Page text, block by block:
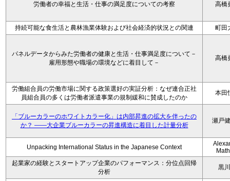
労働者の幸福と生活・仕事の満足度についての考察 高橋
持続可能な食生活と農林漁業体験および社会経済的状況との関連 町田
パネルデータからみた労働者の健康と生活・仕事満足度について－
雇用形態や職場の環境などに着目して－
高橋
労働組合員の労働市場に関する政策選好の実証分析：なぜ連合正社
員組合員の多くは労働者派遣事業の規制緩和に賛成したのか
本田
「ブルーカラーのホワイトカラー化」は内部昇進の拡大を伴ったの
か？ ――大企業ブルーカラーの昇進構造に着目した計量分析
瀬戸
Unpacking International Status in the Japanese Context
起業家の経験とスタートアップ企業のパフォーマンス：分位点回帰
分析
黒